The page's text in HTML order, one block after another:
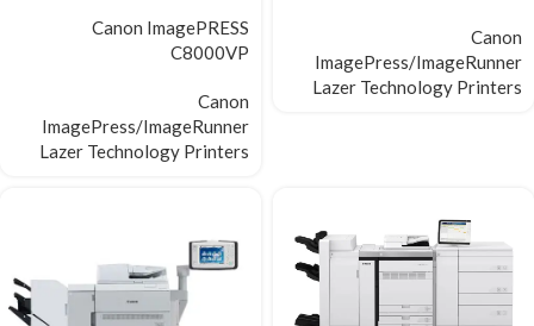
Canon
ImagePress/ImageRunner
Lazer Technology Printers
Canon ImagePRESS
C8000VP
Canon
ImagePress/ImageRunner
Lazer Technology Printers